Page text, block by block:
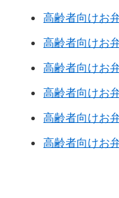
高齢者向けお
高齢者向けお
高齢者向けお
高齢者向けお
高齢者向けお
高齢者向けお